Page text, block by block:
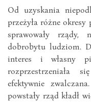
Od uzyskania
przeżyła różne okresy
sprawowały
dobrobytu ludziom.
interes i własny
rozprzestrzeniała
efektywnie
powstały rząd kładł